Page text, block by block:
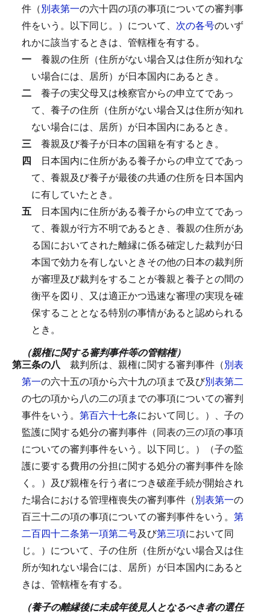
件（別表第一の六十四の項の事項についての審判事
件をいう。以下同じ。）について、 次の各号のいず
れかに該当するときは、管轄権を有する。
一 養親の住所（住所がない場合又は住所が知れな
い場合には、居所）が日本国内にあるとき。
二 養子の実父母又は検察官からの申立てであっ
て、養子の住所（住所がない場合又は住所が知れ
ない場合には、居所）が日本国内にあるとき。
三 養親及び養子が日本の国籍を有するとき。
四 日本国内に住所がある養子からの申立てであっ
て、養親及び養子が最後の共通の住所を日本国内
に有していたとき。
五 日本国内に住所がある養子からの申立てであっ
て、養親が行方不明であるとき、養親の住所があ
る国においてされた離縁に係る確定した裁判が日
本国で効力を有しないときその他の日本の裁判所
が審理及び裁判をすることが養親と養子との間の
衡平を図り、又は適正かつ迅速な審理の実現を確
保することとなる特別の事情があると認められる
とき。
（親権に関する審判事件等の管轄権）
第三条の八 裁判所は、親権に関する審判事件（別表
第一の六十五の項から六十九の項まで及び別表第二
の七の項から八の二の項までの事項についての審判
事件をいう。 第百六十七条において同じ。）、子の
監護に関する処分の審判事件（同表の三の項の事項
についての審判事件をいう。以下同じ。）（子の監
護に要する費用の分担に関する処分の審判事件を除
く。）及び親権を行う者につき破産手続が開始され
た場合における管理権喪失の審判事件（別表第一の
百三十二の項の事項についての審判事件をいう。 第
二百四十二条第一項第二号及び第三項において同
じ。）について、子の住所（住所がない場合又は住
所が知れない場合には、居所）が日本国内にあると
きは、管轄権を有する。
（養子の離縁後に未成年後見人となるべき者の選任